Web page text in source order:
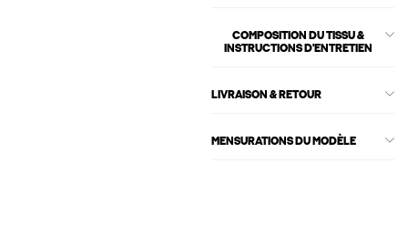
COMPOSITION DU TISSU &
INSTRUCTIONS D'ENTRETIEN
LIVRAISON & RETOUR
MENSURATIONS DU MODÈLE